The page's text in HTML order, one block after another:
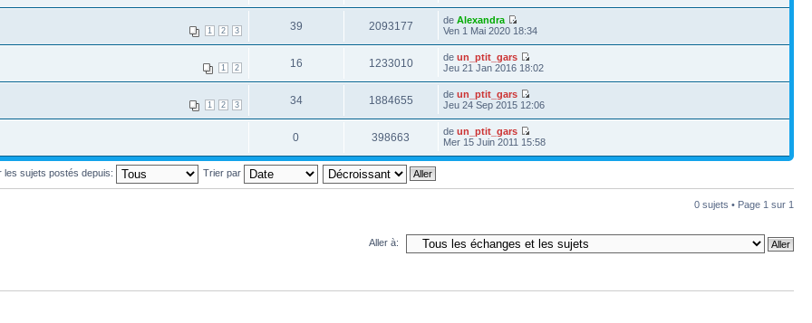
1 2 3 39 2093177 deAlexandra
Ven 1 Mai 2020 18:34
1 2 16 1233010 deun_ptit_gars
Jeu 21 Jan 2016 18:02
1 2 3 34 1884655 deun_ptit_gars
Jeu 24 Sep 2015 12:06
0 398663 deun_ptit_gars
Mer 15 Juin 2011 15:58
les sujets postés depuis: Trier par
0 sujets • Page 1 sur 1
Aller à: